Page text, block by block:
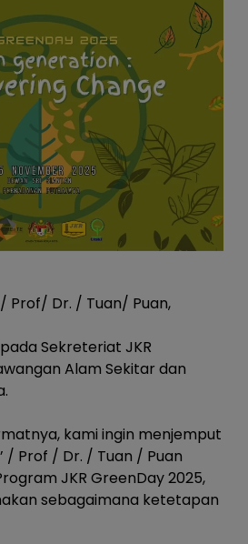
Prof/ Dr. / Tuan/ Puan,
Sekreteriat JKR
Alam Sekitar dan
kami ingin menjemput
/ Prof / Dr. / Tuan / Puan
JKR GreenDay 2025,
sebagaimana ketetapan